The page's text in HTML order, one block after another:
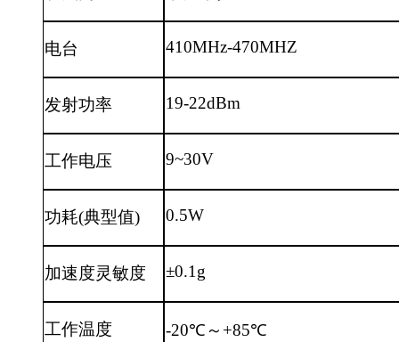
电台 410MHz-470MHZ
发射功率 19-22dBm
工作电压 9~30V
功耗(典型值) 0.5W
加速度灵敏度 ±0.1g
工作温度 -20℃～+85℃